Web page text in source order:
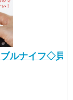
ルナイフ◇貝